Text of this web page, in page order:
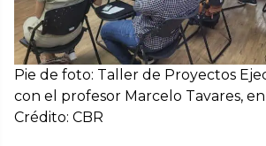
Pie de foto: Taller de Proyectos
con el profesor Marcelo Tavares,
Crédito: CBR